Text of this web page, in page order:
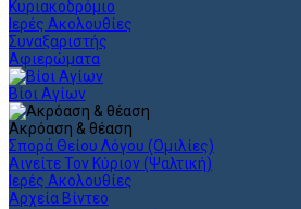
Κυριακοδρόμιο
Ιερές Ακολουθίες
Συναξαριστής
Αφιερώματα
Βίοι Αγίων
Ακρόαση & θέαση
Σπορά Θείου Λόγου (Ομιλίες)
Αινείτε Τον Κύριον (Ψαλτική)
Ιερές Ακολουθίες
Αρχεία Βίντεο